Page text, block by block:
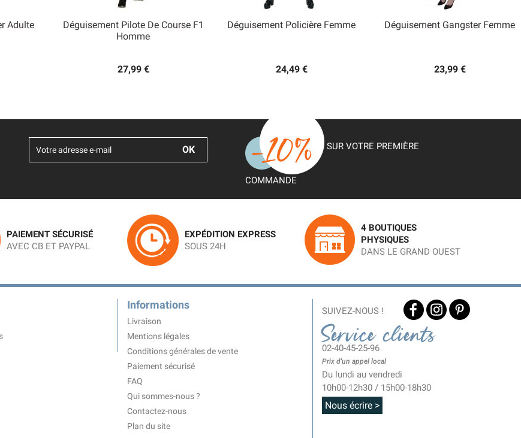
Adulte
Déguisement Pilote De Course F1
Homme
27,99 €
Aperçu rapide
Déguisement Policière Femme
24,49 €
Déguisement Gangster Femme
23,99 €
SUR VOTRE PREMIÈRE
COMMANDE
PAIEMENT SÉCURISÉ
AVEC CB ET PAYPAL
EXPÉDITION EXPRESS
SOUS 24H
4 BOUTIQUES
PHYSIQUES
DANS LE GRAND OUEST
Informations
Livraison
Mentions légales
Conditions générales de vente
Paiement sécurisé
FAQ
Qui sommes-nous ?
Contactez-nous
Plan du site
SUIVEZ-NOUS !
Service clients
02-40-45-25-96
Prix d'un appel local
Du lundi au vendredi
10h00-12h30 / 15h00-18h30
Nous écrire >